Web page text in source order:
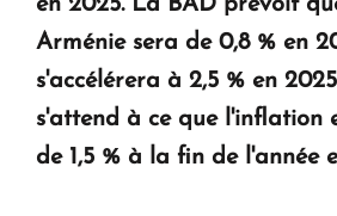
Arménie sera de 0,8 % en
s'accélérera à 2,5 % en
s'attend à ce que l'inflation
de 1,5 % à la fin de l'année